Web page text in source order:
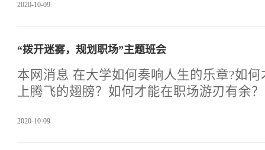
动。通过活动让同学们注意避免个人资料
诈骗电话或短信时，要注意核实对方身份
通过对方提供的联系方式进行核实，应拨
话，必要时到其办公地点进行核实。在没
的情况下，不能盲目答应对方的要求。尤
2020-10-09
“拨开迷雾，规划职场”主题班会
本网消息 在大学如何奏响人生的乐章?如何才能给自己的梦想插
上腾飞的翅膀？如何才能在职场游刃有余
的大学生活，形成对比，唤起当代大学生
2020-10-09